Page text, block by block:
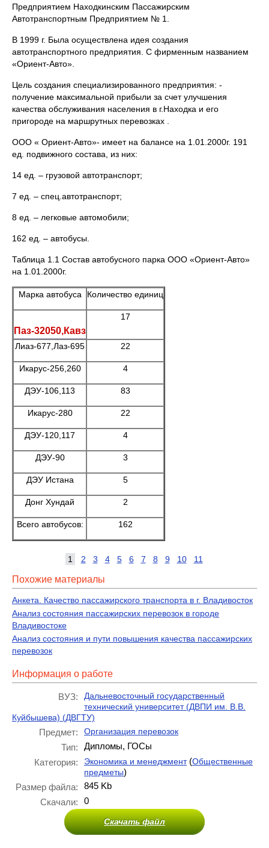
Предприятием Находкинским Пассажирским
Автотранспортным Предприятием № 1.
В 1999 г. Была осуществлена идея создания
автотранспортного предприятия. С фирменным названием
«Ориент-Авто».
Цель создания специализированного предприятия: -
получение максимальной прибыли за счет улучшения
качества обслуживания населения в г.Находка и его
пригороде на маршрутных перевозках .
ООО « Ориент-Авто»- имеет на балансе на 1.01.2000г. 191
ед. подвижного состава, из них:
14 ед. – грузовой автотранспорт;
7 ед. – спец.автотранспорт;
8 ед. – легковые автомобили;
162 ед. – автобусы.
Таблица 1.1 Состав автобусного парка ООО «Ориент-Авто»
на 1.01.2000г.
Марка автобуса Количество единиц
Паз-32050,Кавз
17
Лиаз-677,Лаз-695 22
Икарус-256,260 4
ДЭУ-106,113 83
Икарус-280 22
ДЭУ-120,117 4
ДЭУ-90 3
ДЭУ Истана 5
Донг Хундай 2
Всего автобусов: 162
1 2 3 4 5 6 7 8 9 10 11
Похожие материалы
Анкета. Качество пассажирского транспорта в г. Владивосток
Анализ состояния пассажирских перевозок в городе
Владивостоке
Анализ состояния и пути повышения качества пассажирских
перевозок
Информация о работе
ВУЗ:
Дальневосточный государственный
технический университет (ДВПИ им. В.В.
Куйбышева) (ДВГТУ)
Предмет: Организация перевозок
Тип:
Дипломы, ГОСы
Категория:
Экономика и менеджмент(Общественные
предметы)
Размер файла:
845 Kb
Скачали:
0
Скачать файл